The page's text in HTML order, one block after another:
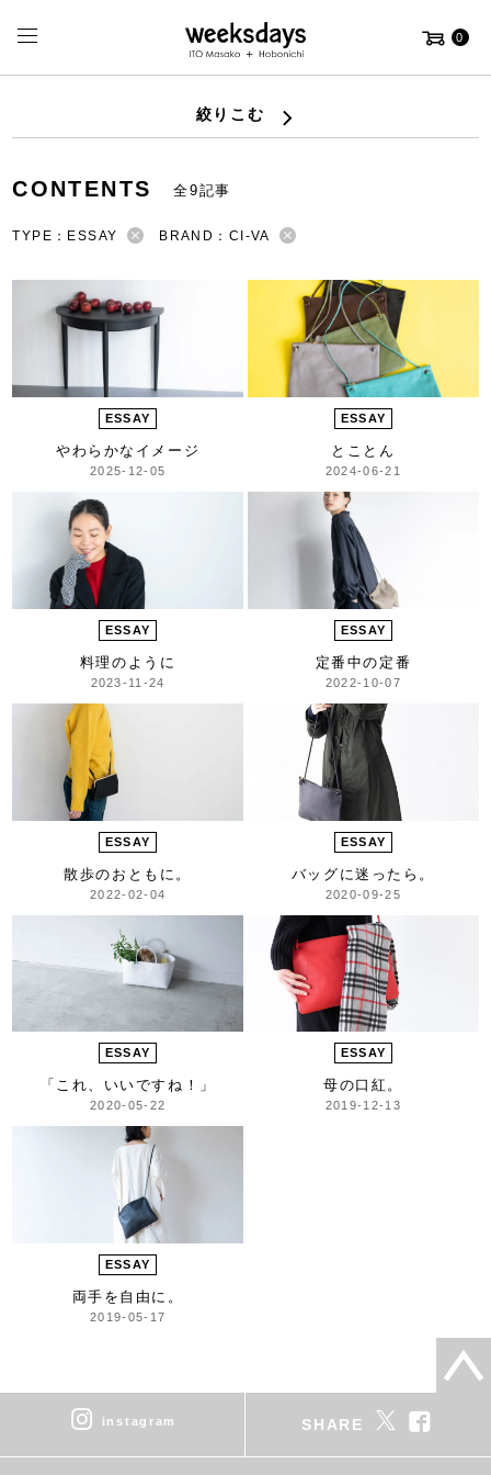
0
絞りこむ
CONTENTS 全9記事
TYPE：ESSAY BRAND：CI-VA
ESSAY
やわらかなイメージ
2025-12-05
ESSAY
とことん
2024-06-21
ESSAY
料理のように
2023-11-24
ESSAY
定番中の定番
2022-10-07
ESSAY
散歩のおともに。
2022-02-04
ESSAY
バッグに迷ったら。
2020-09-25
ESSAY
「これ、いいですね！」
2020-05-22
ESSAY
母の口紅。
2019-12-13
ESSAY
両手を自由に。
2019-05-17
instagram SHARE